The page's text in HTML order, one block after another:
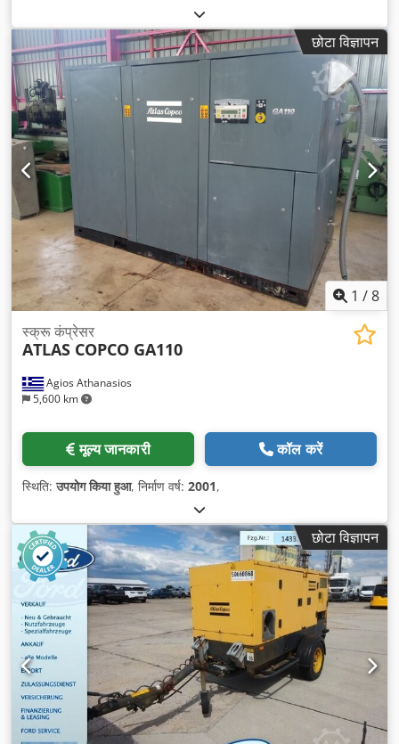
छोटा विज्ञापन
1 /8
Agios Athanasios
5,600 km
स्क्रू कंप्रेसर
ATLAS COPCO GA110
मूल्य जानकारी कॉल करें
स्थिति:उपयोग किया हुआ, निर्माण वर्ष: 2001,
छोटा विज्ञापन